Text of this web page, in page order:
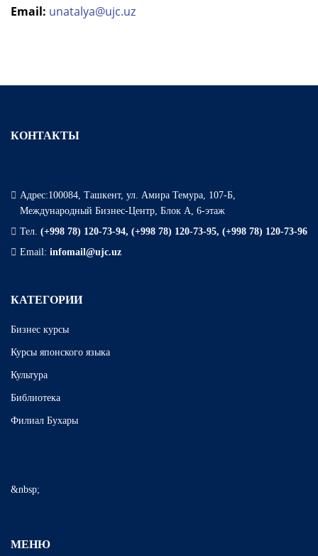
Email: unatalya@ujc.uz
КОНТАКТЫ
Адрес:100084, Ташкент, ул. Амира Темура, 107-Б,
Международный Бизнес-Центр, Блок А, 6-этаж
Тел. (+998 78) 120-73-94, (+998 78) 120-73-95, (+998 78) 120-73-96
Email: infomail@ujc.uz
КАТЕГОРИИ
Бизнес курсы
Курсы японского языка
Культура
Библиотека
Филиал Бухары
&nbsp;
МЕНЮ